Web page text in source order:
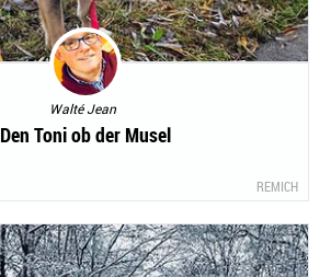
Walté Jean
Den Toni ob der Musel
REMICH